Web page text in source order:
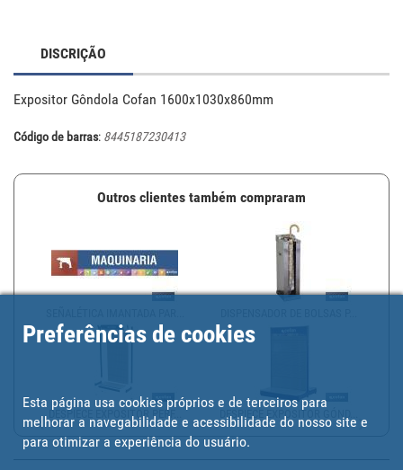
DISCRIÇÃO
Expositor Gôndola Cofan 1600x1030x860mm
Código de barras: 8445187230413
Outros clientes também compraram
DESPIECE EXPOSITOR PERF... DESPIECE EXPOSITOR GÓND...
Preferências de cookies
Esta página usa cookies próprios e de terceiros para
melhorar a navegabilidade e acessibilidade do nosso site e
para otimizar a experiência do usuário.